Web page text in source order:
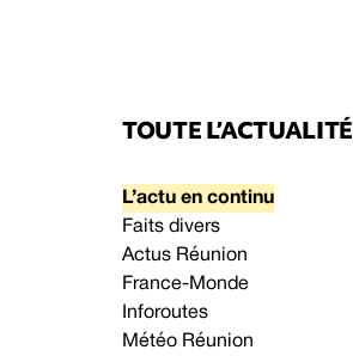
TOUTE L’ACTUALITÉ
L’actu en continu
Faits divers
Actus Réunion
France-Monde
Inforoutes
Météo Réunion